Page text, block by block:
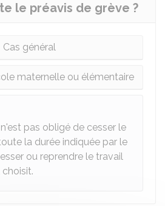
le préavis de grève ?
Cas général
maternelle ou élémentaire
pas obligé de cesser le
la durée indiquée par le
ou reprendre le travail